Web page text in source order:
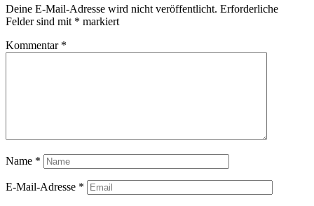
Deine E-Mail-Adresse wird nicht veröffentlicht. Erforderliche
Felder sind mit * markiert
Kommentar *
Name *
E-Mail-Adresse *